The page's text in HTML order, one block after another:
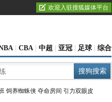
欢迎入驻搜狐媒体平台
CBA 中超 亚冠 足球 综合
饲养蜘蛛侠 夺命房间 引力双眼皮